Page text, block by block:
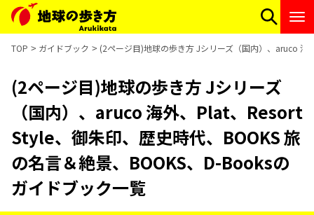
TOP ガイドブック (2ページ目)地球の歩き方 Jシリーズ（国内）、aruco
(2ページ目)地球の歩き方 Jシリーズ
（国内）、aruco 海外、Plat、Resort
Style、御朱印、歴史時代、BOOKS 旅
の名言＆絶景、BOOKS、D-Booksの
ガイドブック一覧